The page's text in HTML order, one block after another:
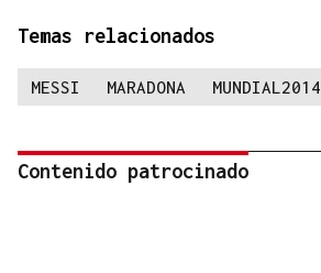
Temas relacionados
MESSI MARADONA MUNDIAL2014
Contenido patrocinado